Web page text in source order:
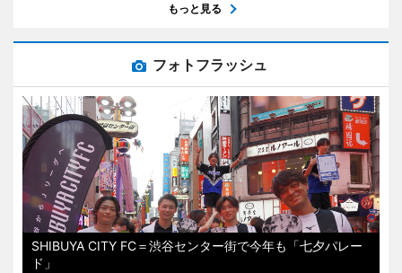
もっと見る
フォトフラッシュ
SHIBUYA CITY FC＝渋谷センター街で今年も「七夕パレー
ド」